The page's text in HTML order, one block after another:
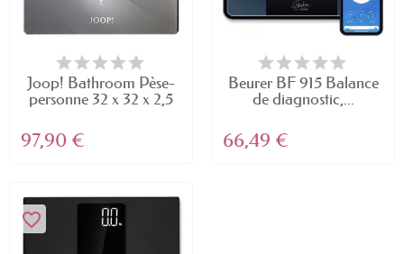
Joop! Bathroom Pèse-
personne 32 x 32 x 2,5
97,90 €
Beurer BF 915 Balance
de diagnostic,...
66,49 €
favorite_border